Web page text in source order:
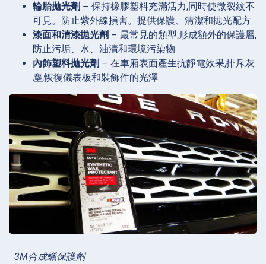
輪胎拋光劑 – 保持橡膠塑料充滿活力,同時使微裂紋不
可見。防止紫外線損害。提供保護、清潔和拋光配方
漆面和清漆拋光劑 – 最常見的類型,形成額外的保護層,
防止污垢、水、油漬和環境污染物
內飾塑料拋光劑 – 在車廂表面產生抗靜電效果,排斥灰
塵,恢復儀表板和裝飾件的光澤
3M合成蠟保護劑